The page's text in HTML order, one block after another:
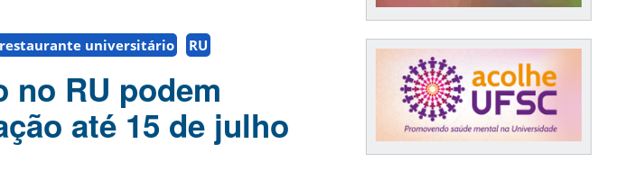
restaurante universitário RU
no RU podem
até 15 de julho